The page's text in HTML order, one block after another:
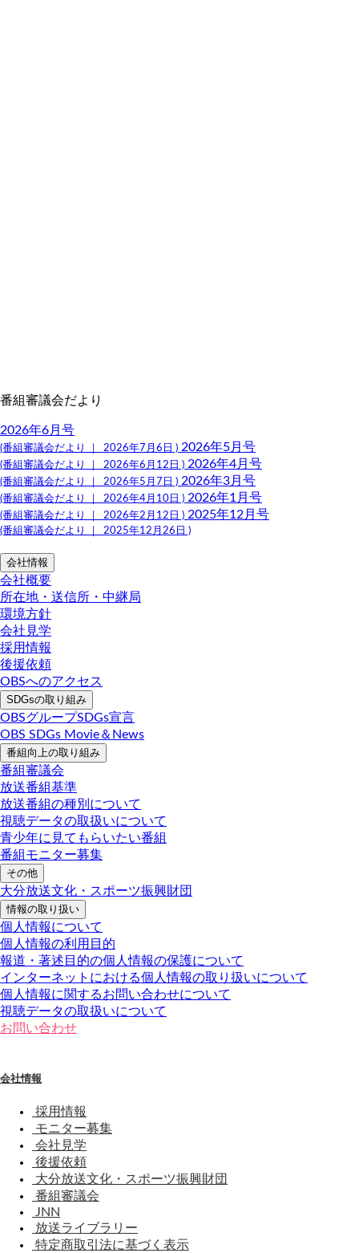
番組審議会だより
2026年6月号
(番組審議会だより ｜ 2026年7月6日 ) 2026年5月号
(番組審議会だより ｜ 2026年6月12日 ) 2026年4月号
(番組審議会だより ｜ 2026年5月7日 ) 2026年3月号
(番組審議会だより ｜ 2026年4月10日 ) 2026年1月号
(番組審議会だより ｜ 2026年2月12日 ) 2025年12月号
(番組審議会だより ｜ 2025年12月26日 )
会社情報
会社概要
所在地・送信所・中継局
環境方針
会社見学
採用情報
後援依頼
OBSへのアクセス
SDGsの取り組み
OBSグループSDGs宣言
OBS SDGs Movie＆News
番組向上の取り組み
番組審議会
放送番組基準
放送番組の種別について
視聴データの取扱いについて
青少年に見てもらいたい番組
番組モニター募集
その他
大分放送文化・スポーツ振興財団
情報の取り扱い
個人情報について
個人情報の利用目的
報道・著述目的の個人情報の保護について
インターネットにおける個人情報の取り扱いについて
個人情報に関するお問い合わせについて
視聴データの取扱いについて
お問い合わせ
会社情報
採用情報
モニター募集
会社見学
後援依頼
大分放送文化・スポーツ振興財団
番組審議会
JNN
放送ライブラリー
特定商取引法に基づく表示